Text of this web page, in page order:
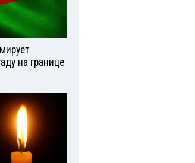
на границе